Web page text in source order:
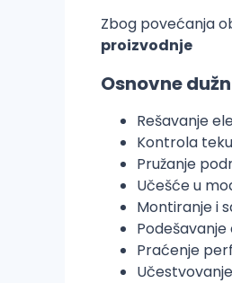
Zbog povećanja
proizvodnje
Osnovne
Rešavanje
Kontrola
Pružanje
Učešće u
Montiranje i
Praćenje